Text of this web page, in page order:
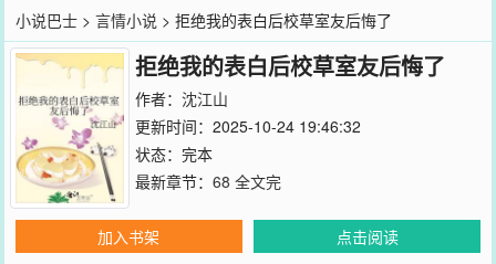
小说巴士 >言情小说 > 拒绝我的表白后校草室友后悔了
拒绝我的表白后校草室友后悔了
作者： 沈江山
更新时间：2025-10-24 19:46:32
状态：完本
最新章节： 68 全文完
加入书架
点击阅读